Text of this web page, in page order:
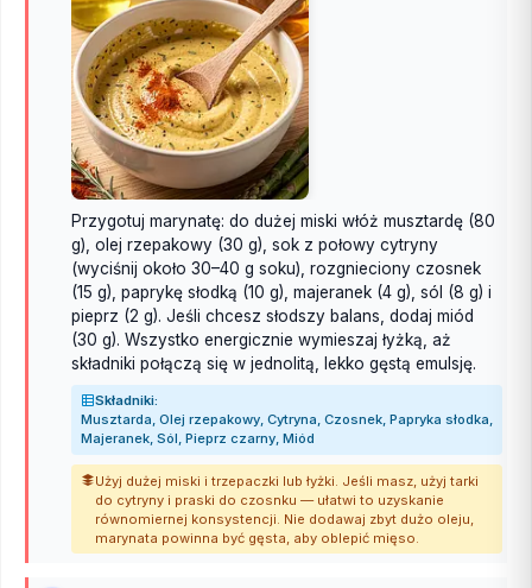
Przygotuj marynatę: do dużej miski włóż musztardę (80
g), olej rzepakowy (30 g), sok z połowy cytryny
(wyciśnij około 30–40 g soku), rozgnieciony czosnek
(15 g), paprykę słodką (10 g), majeranek (4 g), sól (8 g) i
pieprz (2 g). Jeśli chcesz słodszy balans, dodaj miód
(30 g). Wszystko energicznie wymieszaj łyżką, aż
składniki połączą się w jednolitą, lekko gęstą emulsję.
Składniki:
Musztarda, Olej rzepakowy, Cytryna, Czosnek, Papryka słodka,
Majeranek, Sól, Pieprz czarny, Miód
Użyj dużej miski i trzepaczki lub łyżki. Jeśli masz, użyj tarki
do cytryny i praski do czosnku — ułatwi to uzyskanie
równomiernej konsystencji. Nie dodawaj zbyt dużo oleju,
marynata powinna być gęsta, aby oblepić mięso.